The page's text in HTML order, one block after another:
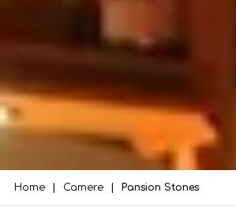
Home Camere Pansion Stones